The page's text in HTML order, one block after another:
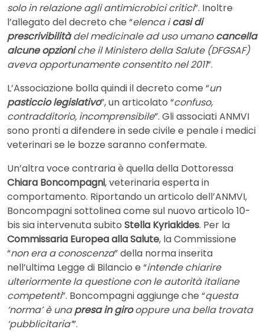
solo in relazione agli antimicrobici critici”. Inoltre
l’allegato del decreto che “elenca icasi di
prescrivibilitàdel medicinale ad uso umanocancella
alcune opzioniche il Ministero della Salute (DFGSAF)
aveva opportunamente consentito nel 2011”.
L’Associazione bolla quindi il decreto come “un
pasticcio legislativo”, un articolato “confuso,
contradditorio, incomprensibile”. Gli associati ANMVI
sono pronti a difendere in sede civile e penale i medici
veterinari se le bozze saranno confermate.
Un’altra voce contraria è quella della Dottoressa
Chiara Boncompagni, veterinaria esperta in
comportamento. Riportando un articolo dell’ANMVI,
Boncompagni sottolinea come sul nuovo articolo 10-
bis sia intervenuta subito Stella Kyriakides. Per la
Commissaria Europea alla Salute, la Commissione
“non era a conoscenza” della norma inserita
nell’ultima Legge di Bilancio e “intende chiarire
ulteriormente la questione con le autorità italiane
competenti”. Boncompagni aggiunge che “questa
‘norma’ è unapresa in girooppure una bella trovata
‘pubblicitaria’”.